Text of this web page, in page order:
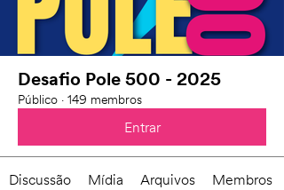
Desafio Pole 500 - 2025
Público · 149 membros
Entrar
Discussão Mídia Arquivos Membros